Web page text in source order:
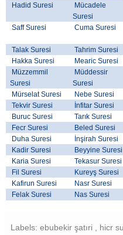
Hadid Suresi
Mücadele
Suresi
Saff Suresi
Cuma Suresi
Talak Suresi Tahrim Suresi
Hakka Suresi
Mearic Suresi
Müzzemmil
Suresi
Müddessir
Suresi
Mürselat Suresi Nebe Suresi
Tekvir Suresi
İnfitar Suresi
Buruc Suresi
Tarık Suresi
Fecr Suresi
Beled Suresi
Duha Suresi
İnşirah Suresi
Kadir Suresi
Beyyine Suresi
Karia Suresi
Tekasur Suresi
Fil Suresi
Kureyş Suresi
Kafirun Suresi
Nasr Suresi
Felak Suresi
Nas Suresi
Labels: ebubekir şatıri , hicr